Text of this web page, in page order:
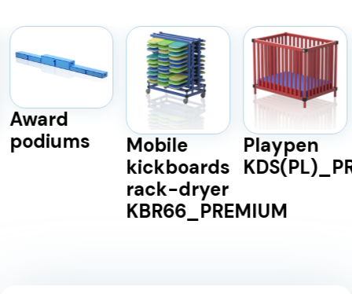
Award
podiums
Mobile
kickboards
rack-dryer
KBR66_PREMIUM
Playpen